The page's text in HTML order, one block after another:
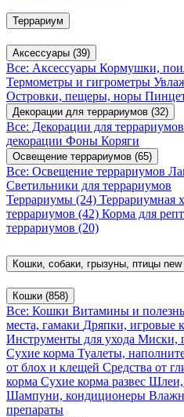
Террариум
Аксессуары (39)
Все: Аксессуары Кормушки,
Термометры и гигрометры
Островки, пещеры, норы
Декорации для террариумов (32)
Все: Декорации для террариумов
декорации Фоны Коряги
Освещение террариумов (65)
Все: Освещение террариумов
Светильники для террариумов
Террариумы (24) Террариумная
террариумов (42) Корма для
террариумов (20)
Кошки, собаки, грызуны, птицы new
Кошки (858)
Все: Кошки Витамины и
места, гамаки Дряпки, игровые
Инструменты для ухода Миски,
Сухие корма Туалеты,
от блох и клещей Средства от
корма Сухие корма развес Шлеи,
Шампуни, кондиционеры
препараты